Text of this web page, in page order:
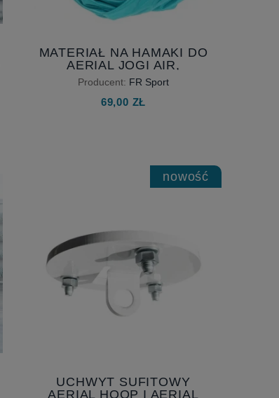
MATERIAŁ NA HAMAKI DO
AERIAL JOGI AIR,
SZEROKOŚĆ 230 CM
Producent: FR Sport
69,00 ZŁ
UCHWYT SUFITOWY
AERIAL HOOP I AERIAL
nowość